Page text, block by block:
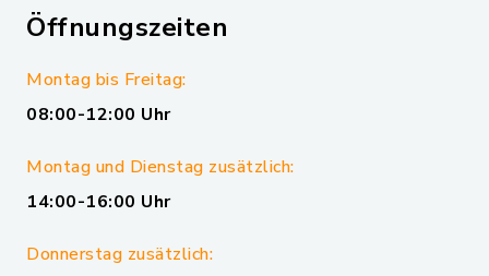
Öffnungszeiten
Montag bis Freitag:
08:00-12:00 Uhr
Montag und Dienstag zusätzlich:
14:00-16:00 Uhr
Donnerstag zusätzlich: